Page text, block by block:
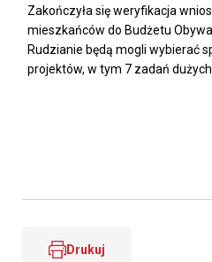
Zakończyła się weryfikacja
mieszkańców do Budżetu
Rudzianie będą mogli wybierać
projektów, w tym 7 zadań
Drukuj